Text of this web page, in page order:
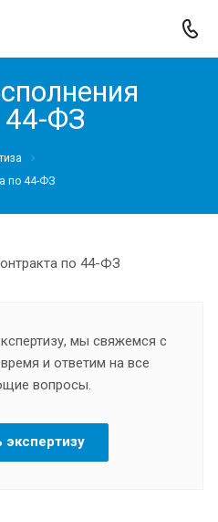
44-ФЗ
по 44-ФЗ
мы свяжемся с
и ответим на все
вопросы.
экспертизу